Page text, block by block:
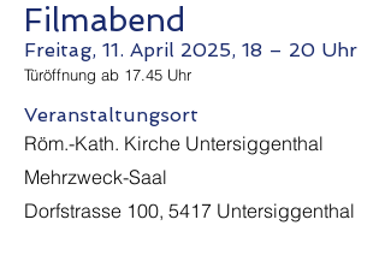
Filmabend
Freitag, 11. April 2025, 18 – 20 Uhr
Türöffnung ab 17.45 Uhr
Veranstaltungsort
Röm.-Kath. Kirche Untersiggenthal
Mehrzweck-Saal
Dorfstrasse 100, 5417 Untersiggenthal